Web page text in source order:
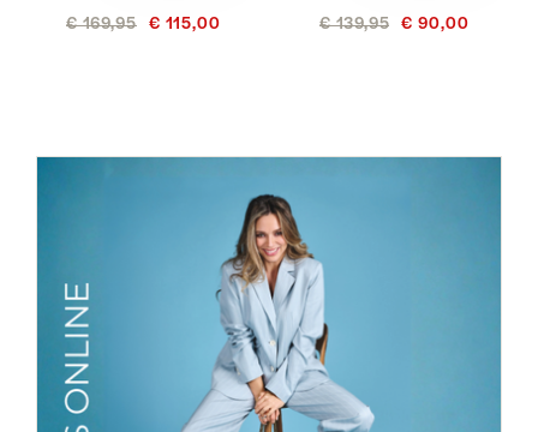
€ 169,95 € 115,00 € 139,95 € 90,00